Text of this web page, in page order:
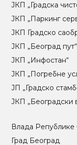
ЈКП „Градска
ЈКП „Паркинг
ЈКП Градско
ЈКП „Београд пут“
ЈКП „Инфостан“
ЈКП „Погребне
ЈП „Градско
ЈКП „Београдски
Влада Републике
Град Београд